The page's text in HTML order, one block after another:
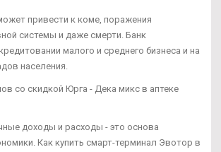
привести к коме, поражения
системы и даже смерти. Банк
малого и среднего бизнеса и на
населения.
со скидкой Юрга - Дека микс в аптеке
доходы и расходы - это основа
Как купить смарт-терминал Эвотор в